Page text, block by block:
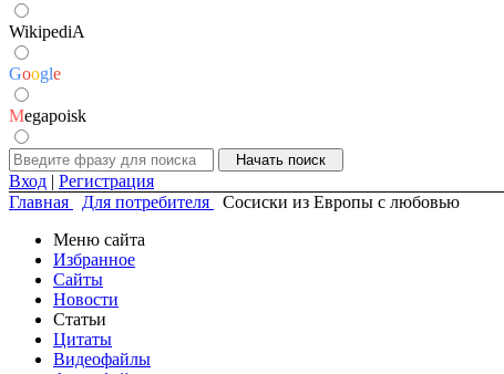
WikipediA
Google
Megapoisk
Вход | Регистрация
Главная
Для потребителя
Сосиски из Европы с любовью
Меню сайта
Избранное
Сайты
Новости
Статьи
Цитаты
Видеофайлы